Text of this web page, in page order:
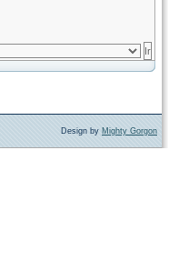
Design by Mighty Gorgon